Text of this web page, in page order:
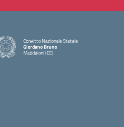
Convitto Nazionale Statale
Giordano Bruno
Maddaloni (CE)